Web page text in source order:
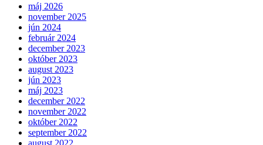
máj 2026
november 2025
jún 2024
február 2024
december 2023
október 2023
august 2023
jún 2023
máj 2023
december 2022
november 2022
október 2022
september 2022
august 2022